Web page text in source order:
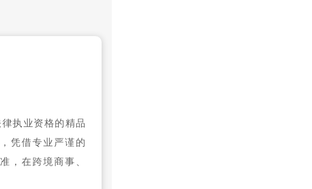
执业资格的精品
凭借专业严谨的
，在跨境商事、